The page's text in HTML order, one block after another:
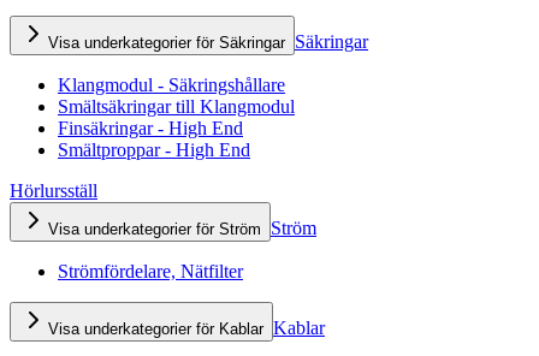
Visa underkategorier för Säkringar Säkringar
Klangmodul - Säkringshållare
Smältsäkringar till Klangmodul
Finsäkringar - High End
Smältproppar - High End
Hörlursställ
Visa underkategorier för Ström Ström
Strömfördelare, Nätfilter
Visa underkategorier för Kablar Kablar